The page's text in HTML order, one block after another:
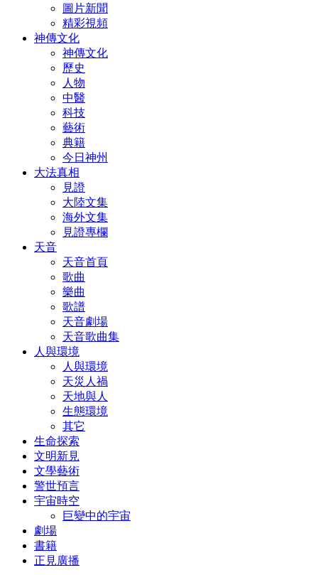
圖片新聞
精彩視頻
神傳文化
神傳文化
歷史
人物
中醫
科技
藝術
典籍
今日神州
大法真相
見證
大陸文集
海外文集
見證專欄
天音
天音首頁
歌曲
樂曲
歌譜
天音劇場
天音歌曲集
人與環境
人與環境
天災人禍
天地與人
生態環境
其它
生命探索
文明新見
文學藝術
警世預言
宇宙時空
巨變中的宇宙
劇場
書籍
正見廣播